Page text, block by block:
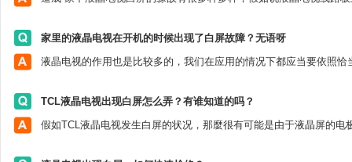
家里的液晶电视在开机的时候出现了白屏故障？无语呀
TCL液晶电视出现白屏怎么弄？有谁知道的吗？